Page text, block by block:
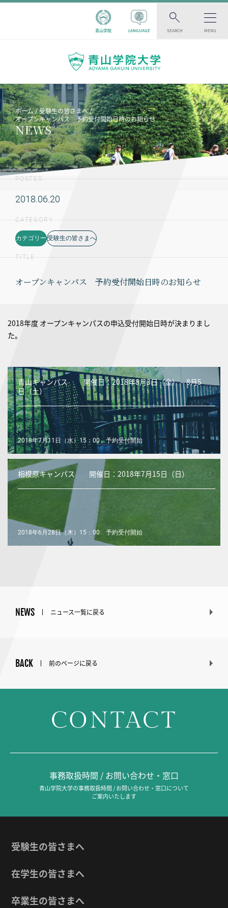
青山学院 LANGUAGE SEARCH MENU
ホーム
受験生の皆さまへ
オープンキャンパス 予約受付開始日時のお知らせ
NEWS
POSTED
2018.06.20
CATEGORY
カテゴリー 受験生の皆さまへ
TITLE
オープンキャンパス 予約受付開始日時のお知らせ
2018年度 オープンキャンパスの申込受付開始日時が決まりまし
た。
青山キャンパス 開催日：2018年8月3日（金）～8月5
日（土）
2018年7月11日（水）15：00 予約受付開始
相模原キャンパス 開催日：2018年7月15日（日）
2018年6月28日（木）15：00 予約受付開始
NEWS ニュース一覧に戻る
BACK 前のページに戻る
CONTACT
事務取扱時間 / お問い合わせ・窓口
青山学院大学の事務取扱時間 / お問い合わせ・窓口について
ご案内いたします
受験生の皆さまへ
在学生の皆さまへ
卒業生の皆さまへ